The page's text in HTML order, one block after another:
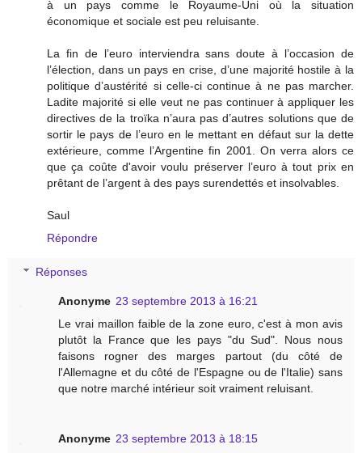
à un pays comme le Royaume-Uni où la situation
économique et sociale est peu reluisante.
La fin de l’euro interviendra sans doute à l’occasion de
l’élection, dans un pays en crise, d’une majorité hostile à la
politique d’austérité si celle-ci continue à ne pas marcher.
Ladite majorité si elle veut ne pas continuer à appliquer les
directives de la troïka n’aura pas d’autres solutions que de
sortir le pays de l’euro en le mettant en défaut sur la dette
extérieure, comme l’Argentine fin 2001. On verra alors ce
que ça coûte d'avoir voulu préserver l’euro à tout prix en
prêtant de l’argent à des pays surendettés et insolvables.
Saul
Répondre
Réponses
Anonyme 23 septembre 2013 à 16:21
Le vrai maillon faible de la zone euro, c'est à mon avis
plutôt la France que les pays "du Sud". Nous nous
faisons rogner des marges partout (du côté de
l'Allemagne et du côté de l'Espagne ou de l'Italie) sans
que notre marché intérieur soit vraiment reluisant.
Anonyme 23 septembre 2013 à 18:15